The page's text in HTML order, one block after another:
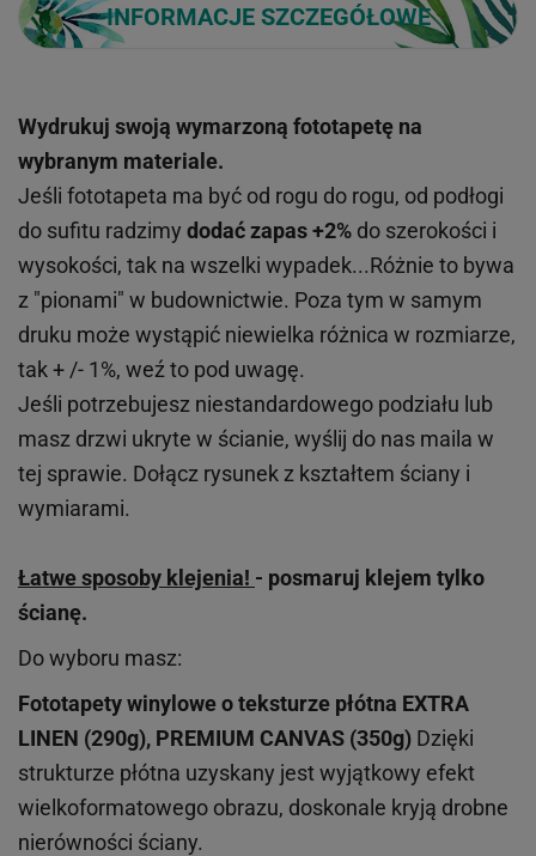
INFORMACJE SZCZEGÓŁOWE
Wydrukuj swoją wymarzoną fototapetę na
wybranym materiale.
Jeśli fototapeta ma być od rogu do rogu, od podłogi
do sufitu radzimy dodać zapas +2% do szerokości i
wysokości, tak na wszelki wypadek...Różnie to bywa
z "pionami" w budownictwie. Poza tym w samym
druku może wystąpić niewielka różnica w rozmiarze,
tak + /- 1%, weź to pod uwagę.
Jeśli potrzebujesz niestandardowego podziału lub
masz drzwi ukryte w ścianie, wyślij do nas maila w
tej sprawie. Dołącz rysunek z kształtem ściany i
wymiarami.
Łatwe sposoby klejenia! - posmaruj klejem tylko
ścianę.
Do wyboru masz:
Fototapety winylowe oteksturze płótna EXTRA
LINEN (290g), PREMIUM CANVAS (350g) Dzięki
strukturze płótna uzyskany jest wyjątkowy efekt
wielkoformatowego obrazu, doskonale kryją drobne
nierówności ściany.